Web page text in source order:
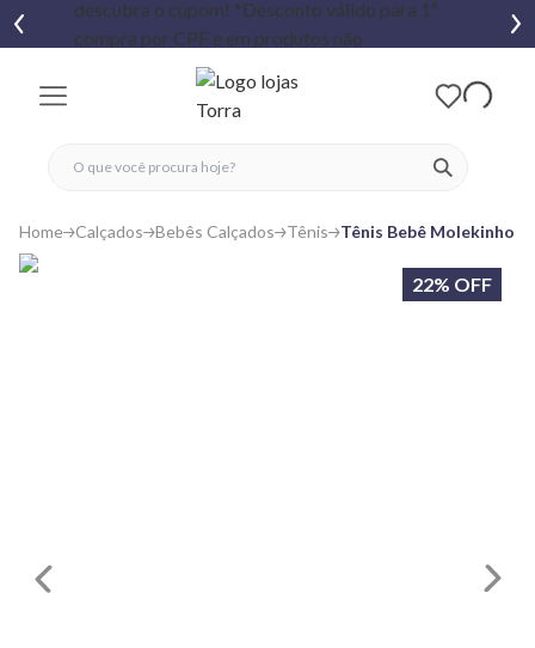
ver
fechar menu
fechar menu
favoritos
Home Calçados Bebês Calçados Tênis Tênis Bebê Molekinho
22% OFF